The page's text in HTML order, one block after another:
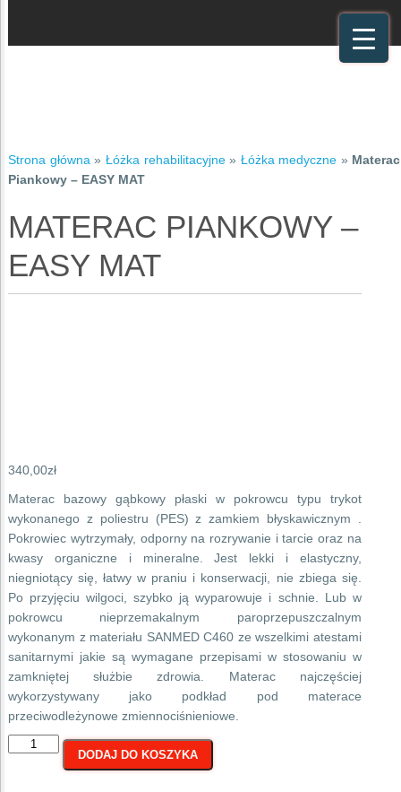
Strona główna »Łóżka rehabilitacyjne» Łóżka medyczne » Materac
Piankowy – EASY MAT
MATERAC PIANKOWY –
EASY MAT
340,00zł
Materac bazowy gąbkowy płaski w pokrowcu typu trykot
wykonanego z poliestru (PES) z zamkiem błyskawicznym .
Pokrowiec wytrzymały, odporny na rozrywanie i tarcie oraz na
kwasy organiczne i mineralne. Jest lekki i elastyczny,
niegniotący się, łatwy w praniu i konserwacji, nie zbiega się.
Po przyjęciu wilgoci, szybko ją wyparowuje i schnie. Lub w
pokrowcu nieprzemakalnym paroprzepuszczalnym
wykonanym z materiału SANMED C460 ze wszelkimi atestami
sanitarnymi jakie są wymagane przepisami w stosowaniu w
zamkniętej służbie zdrowia. Materac najczęściej
wykorzystywany jako podkład pod materace
przeciwodleżynowe zmiennociśnieniowe.
DODAJ DO KOSZYKA